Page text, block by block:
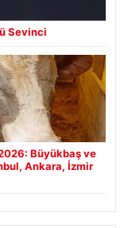
Sevinci
Büyükbaş ve
Ankara, İzmir